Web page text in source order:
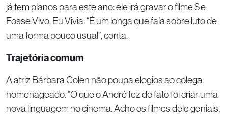
já tem planos para este ano: ele irá gravar o filme Se
Fosse Vivo, Eu Vivia. “É um longa que fala sobre luto de
uma forma pouco usual”, conta.
Trajetória comum
A atriz Bárbara Colen não poupa elogios ao colega
homenageado. “O que o André fez de fato foi criar uma
nova linguagem no cinema. Acho os filmes dele geniais.